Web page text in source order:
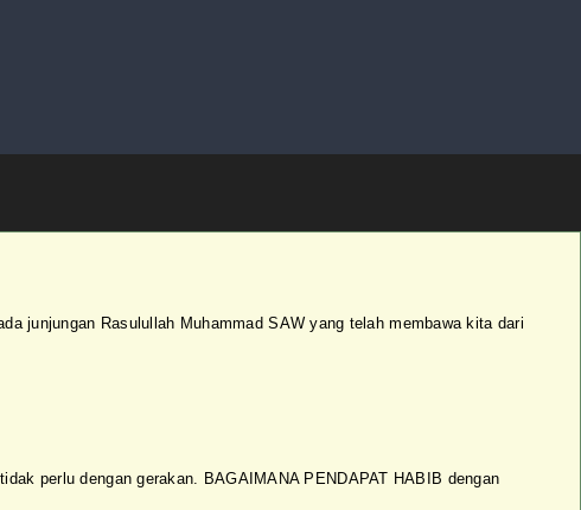
junjungan Rasulullah Muhammad SAW yang telah membawa kita dari
perlu dengan gerakan. BAGAIMANA PENDAPAT HABIB dengan